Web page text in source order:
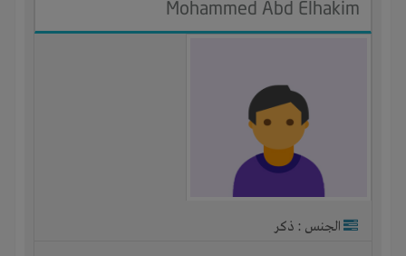
Mohammed Abd Elhakim
الجنس : ذكر